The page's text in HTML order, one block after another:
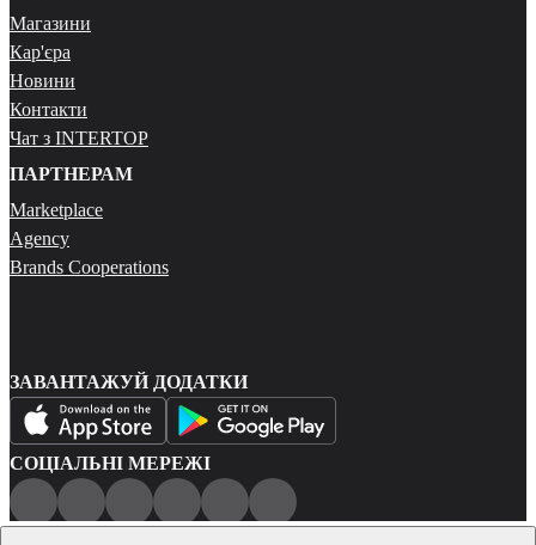
Магазини
Кар'єра
Новини
Контакти
Чат з INTERTOP
ПАРТНЕРАМ
Marketplace
Agency
Brands Cooperations
ЗАВАНТАЖУЙ ДОДАТКИ
СОЦІАЛЬНІ МЕРЕЖІ